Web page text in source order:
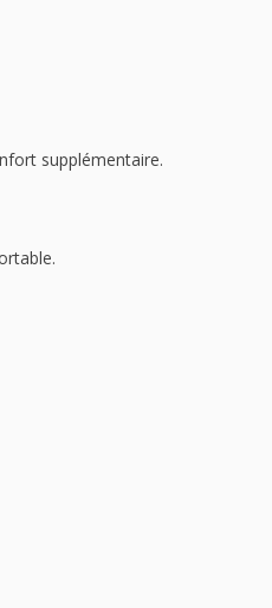
supplémentaire.